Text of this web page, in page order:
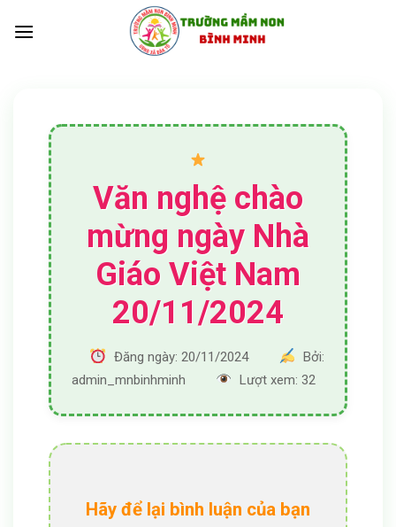
Văn nghệ chào
mừng ngày Nhà
Giáo Việt Nam
20/11/2024
Đăng ngày: 20/11/2024
Bởi:
admin_mnbinhminh
Lượt xem: 32
Hãy để lại bình luận của bạn